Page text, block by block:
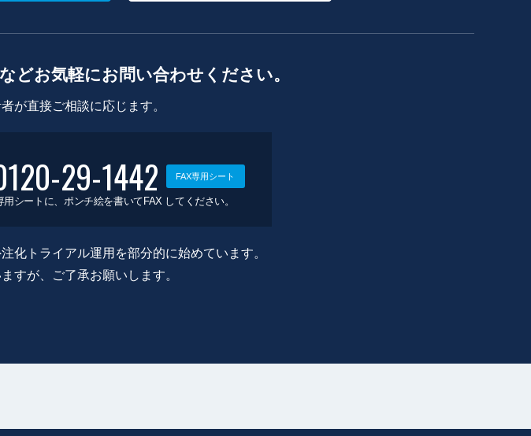
どお気軽にお問い合わせください。
が直接ご相談に応じます。
29-1442 FAX専用シート
用シートに、ポンチ絵を書いてFAX してください。
化トライアル運用を部分的に始めています。
すが、ご了承お願いします。